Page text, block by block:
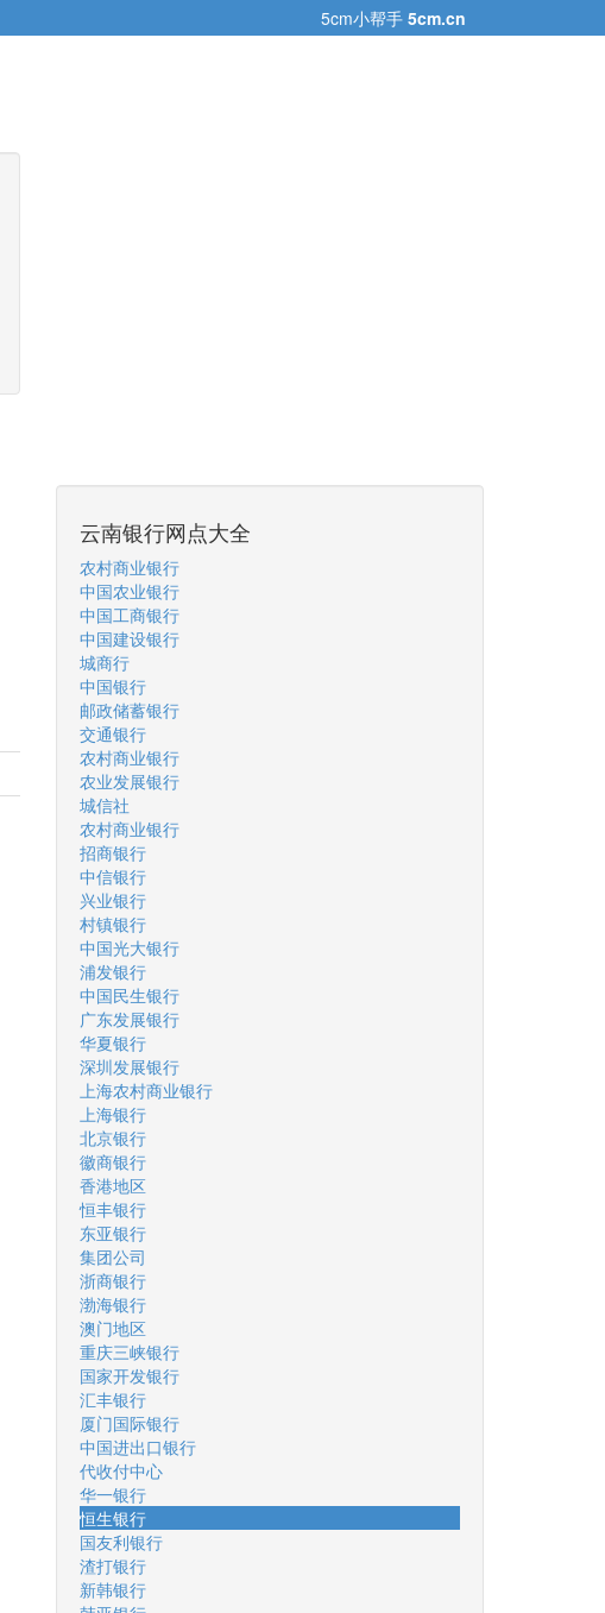
5cm小帮手 5cm.cn
云南银行网点大全
农村商业银行
中国农业银行
中国工商银行
中国建设银行
城商行
中国银行
邮政储蓄银行
交通银行
农村商业银行
农业发展银行
城信社
农村商业银行
招商银行
中信银行
兴业银行
村镇银行
中国光大银行
浦发银行
中国民生银行
广东发展银行
华夏银行
深圳发展银行
上海农村商业银行
上海银行
北京银行
徽商银行
香港地区
恒丰银行
东亚银行
集团公司
浙商银行
渤海银行
澳门地区
重庆三峡银行
国家开发银行
汇丰银行
厦门国际银行
中国进出口银行
代收付中心
华一银行
恒生银行
国友利银行
渣打银行
新韩银行